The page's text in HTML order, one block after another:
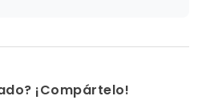
¡Compártelo!